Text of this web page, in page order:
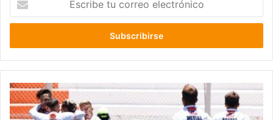
correo
Cobresal
venció
a